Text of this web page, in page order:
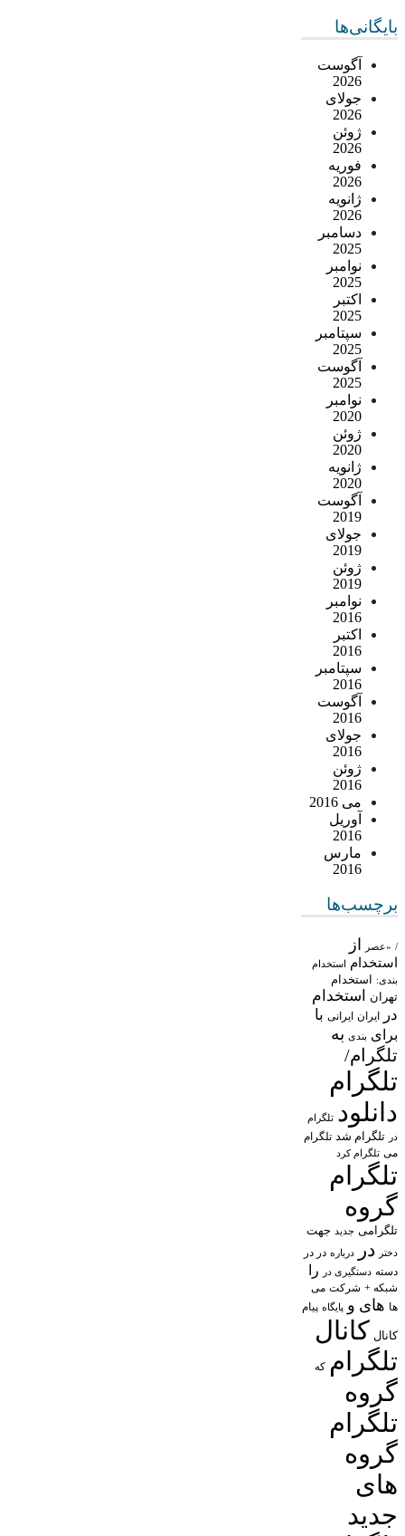
بایگانی‌ها
آگوست
2026
جولای
2026
ژوئن
2026
فوریه
2026
ژانویه
2026
دسامبر
2025
نوامبر
2025
اکتبر
2025
سپتامبر
2025
آگوست
2025
نوامبر
2020
ژوئن
2020
ژانویه
2020
آگوست
2019
جولای
2019
ژوئن
2019
نوامبر
2016
اکتبر
2016
سپتامبر
2016
آگوست
2016
جولای
2016
ژوئن
2016
می 2016
آوریل
2016
مارس
2016
برچسب‌ها
/ «عصر از
استخدام استخدام
بندی: استخدام
تهران
استخدام
در
ایران ایرانی با
برای بندی به
تلگرام/
تلگرام
دانلود تلگرام
در تلگرام شد تلگرام
می تلگرام کرد
تلگرام
گروه
تلگرامی جدید جهت
دختر در درباره در در
دسته دستگیری در را
شبکه + شرکت می
ها های و پایگاه پیام
کانال کانال
تلگرام که
گروه
تلگرام
گروه
های
جدید